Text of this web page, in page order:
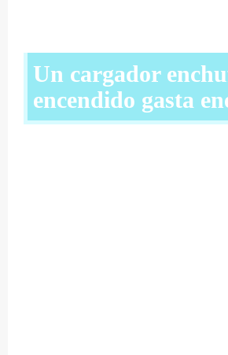
Un cargador
encendido gasta